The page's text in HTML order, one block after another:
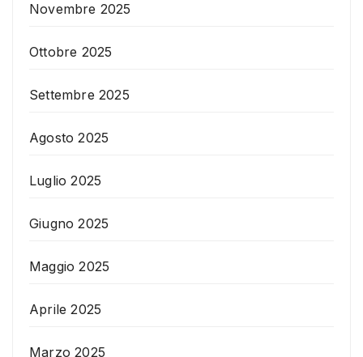
Novembre 2025
Ottobre 2025
Settembre 2025
Agosto 2025
Luglio 2025
Giugno 2025
Maggio 2025
Aprile 2025
Marzo 2025